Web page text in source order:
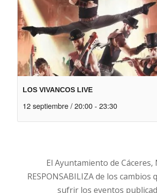
LOS VIVANCOS LIVE
12 septiembre / 20:00 - 23:30
El Ayuntamiento de Cáceres,
RESPONSABILIZA de los cambios
sufrir los eventos